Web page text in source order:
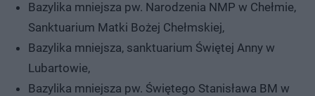
Bazylika mniejsza pw. Narodzenia NMP w Chełmie,
Sanktuarium Matki Bożej Chełmskiej,
Bazylika mniejsza, sanktuarium Świętej Anny w
Lubartowie,
Bazylika mniejsza pw. Świętego Stanisława BM w